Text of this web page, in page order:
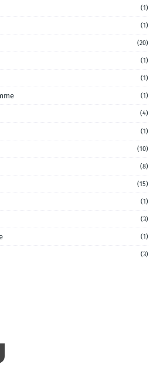
(1)
(1)
(20)
(1)
(1)
(1)
(4)
(1)
(10)
(8)
(15)
(1)
(3)
(1)
(3)